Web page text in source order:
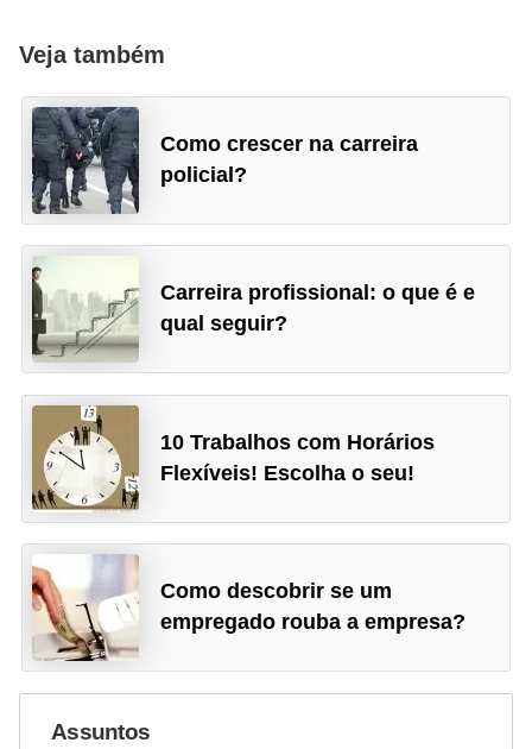
Veja também
Como crescer na carreira
policial?
Carreira profissional: o que é e
qual seguir?
10 Trabalhos com Horários
Flexíveis! Escolha o seu!
Como descobrir se um
empregado rouba a empresa?
Assuntos